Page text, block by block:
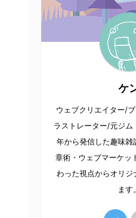
ケ
ウェブクリエイター/
ラストレーター/元ジ
年から発信した趣味雑
章術・ウェブマーケッ
わった視点からオリジ
ます。